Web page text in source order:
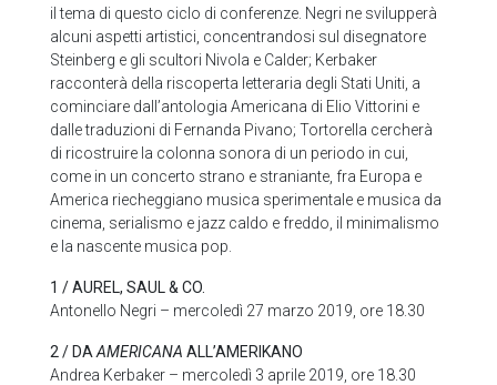
il tema di questo ciclo di conferenze. Negri ne svilupperà
alcuni aspetti artistici, concentrandosi sul disegnatore
Steinberg e gli scultori Nivola e Calder; Kerbaker
racconterà della riscoperta letteraria degli Stati Uniti, a
cominciare dall’antologia Americana di Elio Vittorini e
dalle traduzioni di Fernanda Pivano; Tortorella cercherà
di ricostruire la colonna sonora di un periodo in cui,
come in un concerto strano e straniante, fra Europa e
America riecheggiano musica sperimentale e musica da
cinema, serialismo e jazz caldo e freddo, il minimalismo
e la nascente musica pop.
1 / AUREL, SAUL & CO.
Antonello Negri – mercoledì 27 marzo 2019, ore 18.30
2 / DA AMERICANA ALL’AMERIKANO
Andrea Kerbaker – mercoledì 3 aprile 2019, ore 18.30